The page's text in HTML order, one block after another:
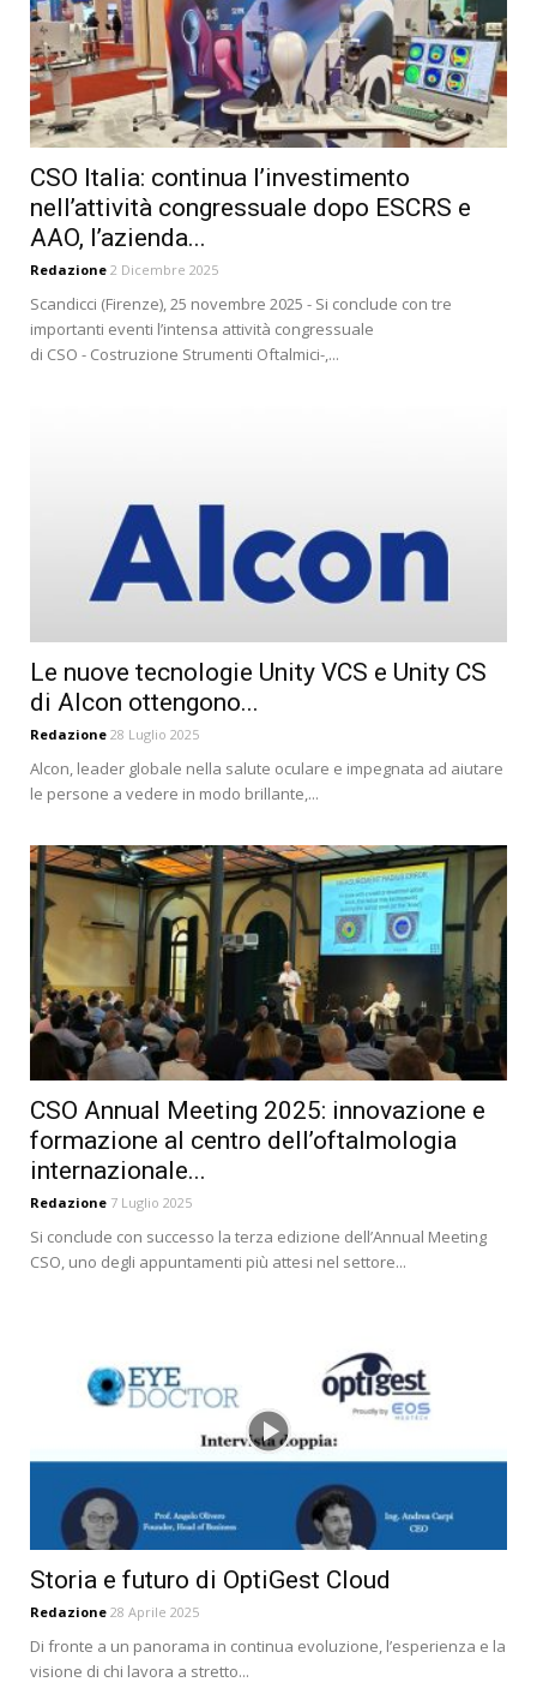
CSO Italia: continua l’investimento
nell’attività congressuale dopo ESCRS e
AAO, l’azienda...
Redazione 2 Dicembre 2025
Scandicci (Firenze), 25 novembre 2025 - Si conclude con tre
importanti eventi l’intensa attività congressuale
di CSO - Costruzione Strumenti Oftalmici-,...
Le nuove tecnologie Unity VCS e Unity CS
di Alcon ottengono...
Redazione 28 Luglio 2025
Alcon, leader globale nella salute oculare e impegnata ad aiutare
le persone a vedere in modo brillante,...
CSO Annual Meeting 2025: innovazione e
formazione al centro dell’oftalmologia
internazionale...
Redazione 7 Luglio 2025
Si conclude con successo la terza edizione dell’Annual Meeting
CSO, uno degli appuntamenti più attesi nel settore...
Storia e futuro di OptiGest Cloud
Redazione 28 Aprile 2025
Di fronte a un panorama in continua evoluzione, l’esperienza e la
visione di chi lavora a stretto...